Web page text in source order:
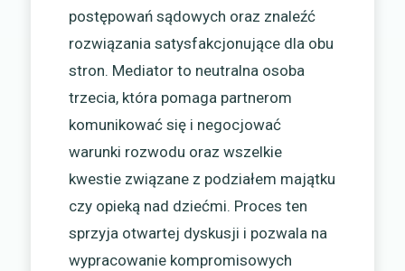
postępowań sądowych oraz znaleźć
rozwiązania satysfakcjonujące dla obu
stron. Mediator to neutralna osoba
trzecia, która pomaga partnerom
komunikować się i negocjować
warunki rozwodu oraz wszelkie
kwestie związane z podziałem majątku
czy opieką nad dziećmi. Proces ten
sprzyja otwartej dyskusji i pozwala na
wypracowanie kompromisowych